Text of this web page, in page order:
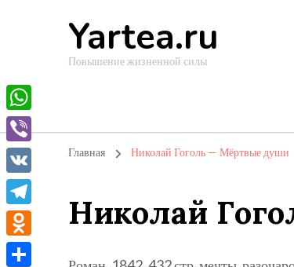
Yartea.ru
Повышение жизненной силы
Главная Николай Гоголь — Мёртвые души
Николай
WhatsApp
Viber
VK
Telegram
Odnoklassniki